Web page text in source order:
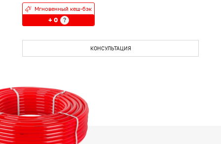
Мгновенный кеш-бэк
+ 0 ?
КОНСУЛЬТАЦИЯ